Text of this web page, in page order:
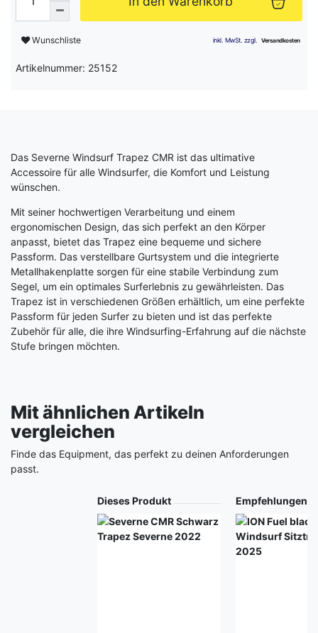
Wunschliste
Artikelnummer: 25152
Das Severne Windsurf Trapez CMR ist das ultimative
Accessoire für alle Windsurfer, die Komfort und Leistung
wünschen.
Mit seiner hochwertigen Verarbeitung und einem
ergonomischen Design, das sich perfekt an den Körper
anpasst, bietet das Trapez eine bequeme und sichere
Passform. Das verstellbare Gurtsystem und die integrierte
Metallhakenplatte sorgen für eine stabile Verbindung zum
Segel, um ein optimales Surferlebnis zu gewährleisten. Das
Trapez ist in verschiedenen Größen erhältlich, um eine perfekte
Passform für jeden Surfer zu bieten und ist das perfekte
Zubehör für alle, die ihre Windsurfing-Erfahrung auf die nächste
Stufe bringen möchten.
Mit ähnlichen Artikeln
vergleichen
Finde das Equipment, das perfekt zu deinen Anforderungen
passt.
Dieses Produkt Empfehlungen